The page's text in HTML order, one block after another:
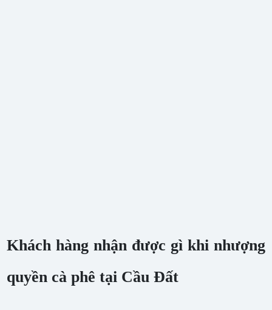
Khách hàng nhận được gì khi nhượng
quyền cà phê tại Cầu Đất